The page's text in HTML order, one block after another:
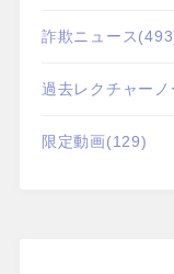
詐欺ニュース
過去レクチャーノ
限定動画(129)